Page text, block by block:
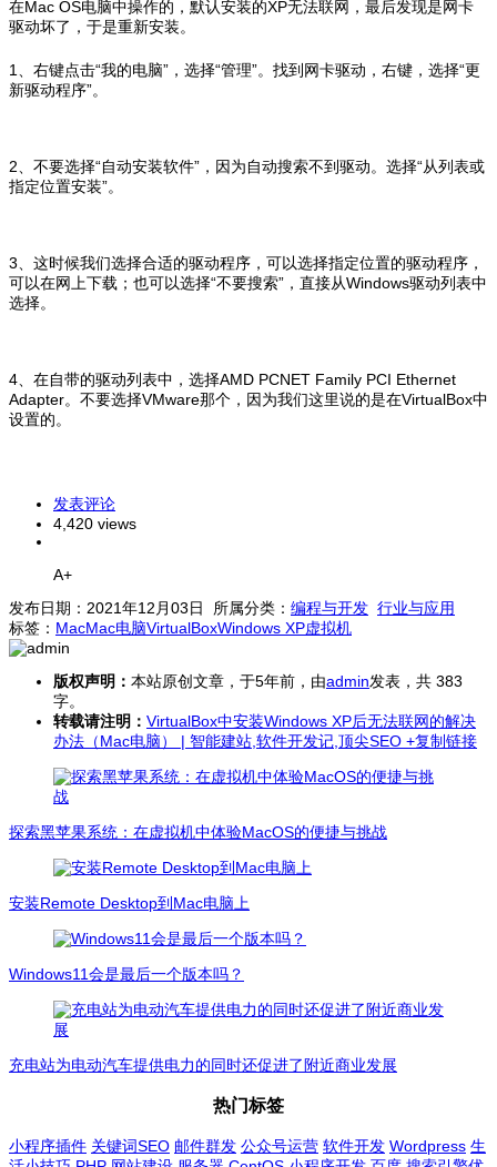
在Mac OS电脑中操作的，默认安装的XP无法联网，最后发现是网卡
驱动坏了，于是重新安装。
1、右键点击“我的电脑”，选择“管理”。找到网卡驱动，右键，选择“更
新驱动程序”。
2、不要选择“自动安装软件”，因为自动搜索不到驱动。选择“从列表或
指定位置安装”。
3、这时候我们选择合适的驱动程序，可以选择指定位置的驱动程序，
可以在网上下载；也可以选择“不要搜索”，直接从Windows驱动列表中
选择。
4、在自带的驱动列表中，选择AMD PCNET Family PCI Ethernet
Adapter。不要选择VMware那个，因为我们这里说的是在VirtualBox中
设置的。
发表评论
4,420 views
A+
发布日期：2021年12月03日 所属分类： 编程与开发 行业与应用
标签： MacMac电脑VirtualBoxWindows XP虚拟机
版权声明： 本站原创文章，于5年前，由admin发表，共 383
字。
转载请注明： VirtualBox中安装Windows XP后无法联网的解决
办法（Mac电脑） | 智能建站,软件开发记,顶尖SEO +复制链接
探索黑苹果系统：在虚拟机中体验MacOS的便捷与挑战
安装Remote Desktop到Mac电脑上
Windows11会是最后一个版本吗？
充电站为电动汽车提供电力的同时还促进了附近商业发展
热门标签
小程序插件 关键词SEO 邮件群发 公众号运营 软件开发 Wordpress 生